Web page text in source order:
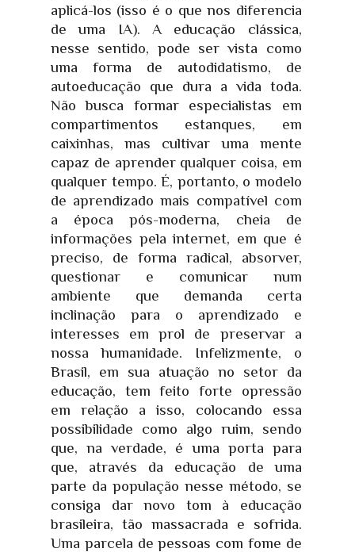
aplicá-los (isso é o que nos diferencia
de uma IA). A educação clássica,
nesse sentido, pode ser vista como
uma forma de autodidatismo, de
autoeducação que dura a vida toda.
Não busca formar especialistas em
compartimentos estanques, em
caixinhas, mas cultivar uma mente
capaz de aprender qualquer coisa, em
qualquer tempo. É, portanto, o modelo
de aprendizado mais compatível com
a época pós-moderna, cheia de
informações pela internet, em que é
preciso, de forma radical, absorver,
questionar e comunicar num
ambiente que demanda certa
inclinação para o aprendizado e
interesses em prol de preservar a
nossa humanidade. Infelizmente, o
Brasil, em sua atuação no setor da
educação, tem feito forte opressão
em relação a isso, colocando essa
possibilidade como algo ruim, sendo
que, na verdade, é uma porta para
que, através da educação de uma
parte da população nesse método, se
consiga dar novo tom à educação
brasileira, tão massacrada e sofrida.
Uma parcela de pessoas com fome de